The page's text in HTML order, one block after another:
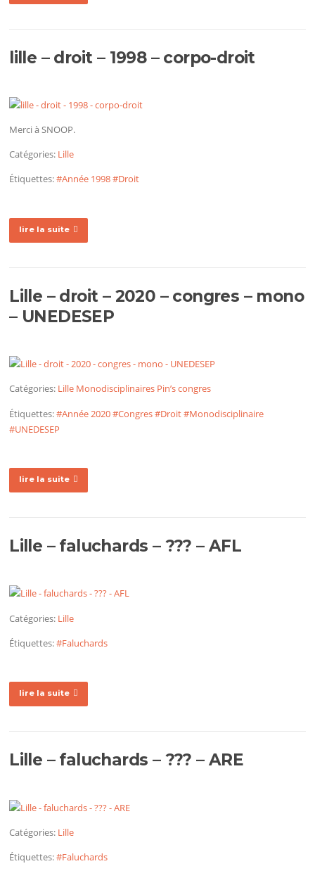
lille – droit – 1998 – corpo-droit
Merci à SNOOP.
Catégories: Lille
Étiquettes:#Année 1998#Droit
lire la suite
Lille – droit – 2020 – congres – mono
– UNEDESEP
Catégories: Lille Monodisciplinaires Pin’s congres
Étiquettes:#Année 2020#Congres#Droit#Monodisciplinaire
#UNEDESEP
lire la suite
Lille – faluchards – ??? – AFL
Catégories: Lille
Étiquettes:#Faluchards
lire la suite
Lille – faluchards – ??? – ARE
Catégories: Lille
Étiquettes:#Faluchards